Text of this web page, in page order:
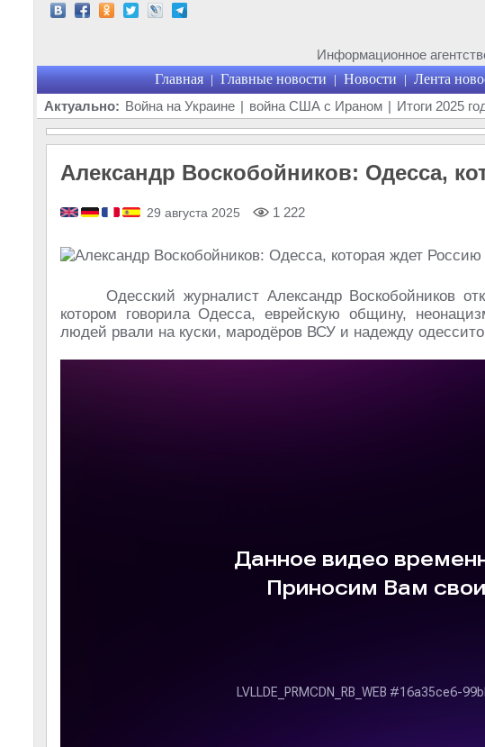
Информационное
Главная | Главные новости | Новости | Лента
Актуально: Война на Украине | война США с Ираном | Итоги 2025
Александр Воскобойников: Одесса,
29 августа 2025 1 222
Одесский журналист Александр Воскобойников
котором говорила Одесса, еврейскую общину,
людей рвали на куски, мародёров ВСУ и надежду